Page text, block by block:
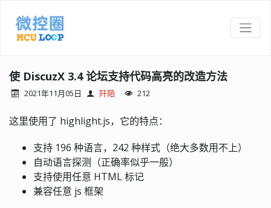
使 DiscuzX 3.4 论坛支持代码高亮的改造方法
2021年11月05日 阡陌 212
这里使用了 highlight.js，它的特点：
支持 196 种语言，242 种样式（绝大多数用不上）
自动语言探测（正确率似乎一般）
支持使用任意 HTML 标记
兼容任意 js 框架